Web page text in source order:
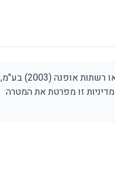
מטרת מדיניות זו היא מתן גילוי ללקוחות ולכלל המבקרים בחנויות אופנה, אתרים ובמטה קבוצת אייץ' אנד או רשתות אופנה (2003) בע"מ,
מדיניות זו מפרטת את המטרה